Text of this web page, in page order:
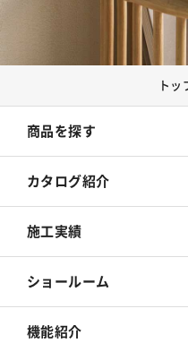
トッ
商品を探す
壁装材
カーテン
床材
カーペット
カタログ紹介
壁装材
カーテン
床材
施工実績
ショールーム
機能紹介